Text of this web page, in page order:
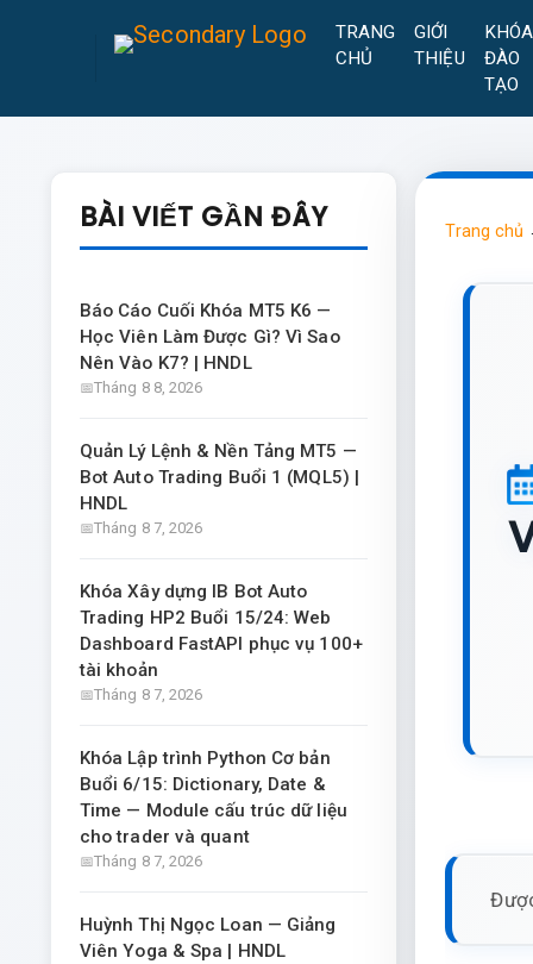
TRANG
CHỦ
GIỚI
THIỆU
KHÓA
ĐÀO
TẠO
BÀI VIẾT GẦN ĐÂY
Báo Cáo Cuối Khóa MT5 K6 —
Học Viên Làm Được Gì? Vì Sao
Nên Vào K7? | HNDL
Tháng 8 8, 2026
Quản Lý Lệnh & Nền Tảng MT5 —
Bot Auto Trading Buổi 1 (MQL5) |
HNDL
Tháng 8 7, 2026
Khóa Xây dựng IB Bot Auto
Trading HP2 Buổi 15/24: Web
Dashboard FastAPI phục vụ 100+
tài khoản
Tháng 8 7, 2026
Khóa Lập trình Python Cơ bản
Buổi 6/15: Dictionary, Date &
Time — Module cấu trúc dữ liệu
cho trader và quant
Tháng 8 7, 2026
Huỳnh Thị Ngọc Loan — Giảng
Viên Yoga & Spa | HNDL
Trang chủ